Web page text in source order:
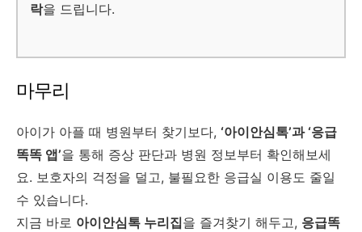
락을 드립니다.
마무리
아이가 아플 때 병원부터 찾기보다, ‘아이안심톡’과 ‘응급
똑똑 앱’을 통해 증상 판단과 병원 정보부터 확인해보세
요. 보호자의 걱정을 덜고, 불필요한 응급실 이용도 줄일
수 있습니다.
지금 바로 아이안심톡 누리집을 즐겨찾기 해두고, 응급똑